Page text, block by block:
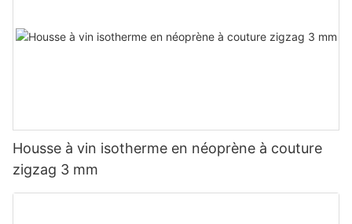
Housse à vin isotherme en néoprène à couture
zigzag 3 mm